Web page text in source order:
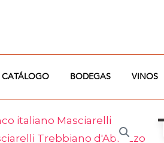
CATÁLOGO BODEGAS VINOS